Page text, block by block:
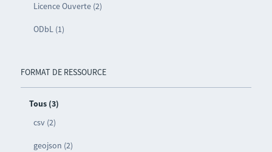
Licence Ouverte (2)
ODbL (1)
FORMAT DE RESSOURCE
Tous (3)
csv (2)
geojson (2)